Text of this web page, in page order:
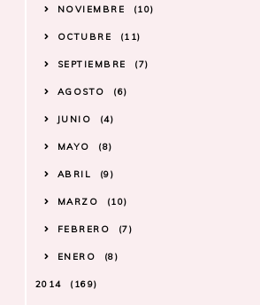
NOVIEMBRE 10
OCTUBRE 11
SEPTIEMBRE 7
AGOSTO 6
JUNIO 4
MAYO 8
ABRIL 9
MARZO 10
FEBRERO 7
ENERO 8
2014 169